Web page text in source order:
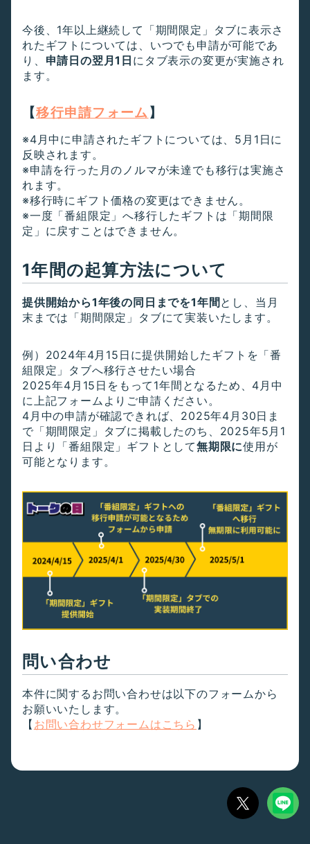
今後、1年以上継続して「期間限定」タブに表示さ
れたギフトについては、いつでも申請が可能であ
り、 申請日の翌月1日 にタブ表示の変更が実施され
ます。
【移行申請フォーム 】
※4月中に申請されたギフトについては、5月1日に
反映されます。
※申請を行った月のノルマが未達でも移行は実施さ
れます。
※移行時にギフト価格の変更はできません。
※一度「番組限定」へ移行したギフトは「期間限
定」に戻すことはできません。
1年間の起算方法について
提供開始から1年後の同日までを1年間とし、当月
末までは「期間限定」タブにて実装いたします。
例）2024年4月15日に提供開始したギフトを「番
組限定」タブへ移行させたい場合
2025年4月15日をもって1年間となるため、4月中
に上記フォームよりご申請ください。
4月中の申請が確認できれば、2025年4月30日ま
で「期間限定」タブに掲載したのち、2025年5月1
日より「番組限定」ギフトとして無期限に使用が
可能となります。
問い合わせ
本件に関するお問い合わせは以下のフォームから
お願いいたします。
【 お問い合わせフォームはこちら 】